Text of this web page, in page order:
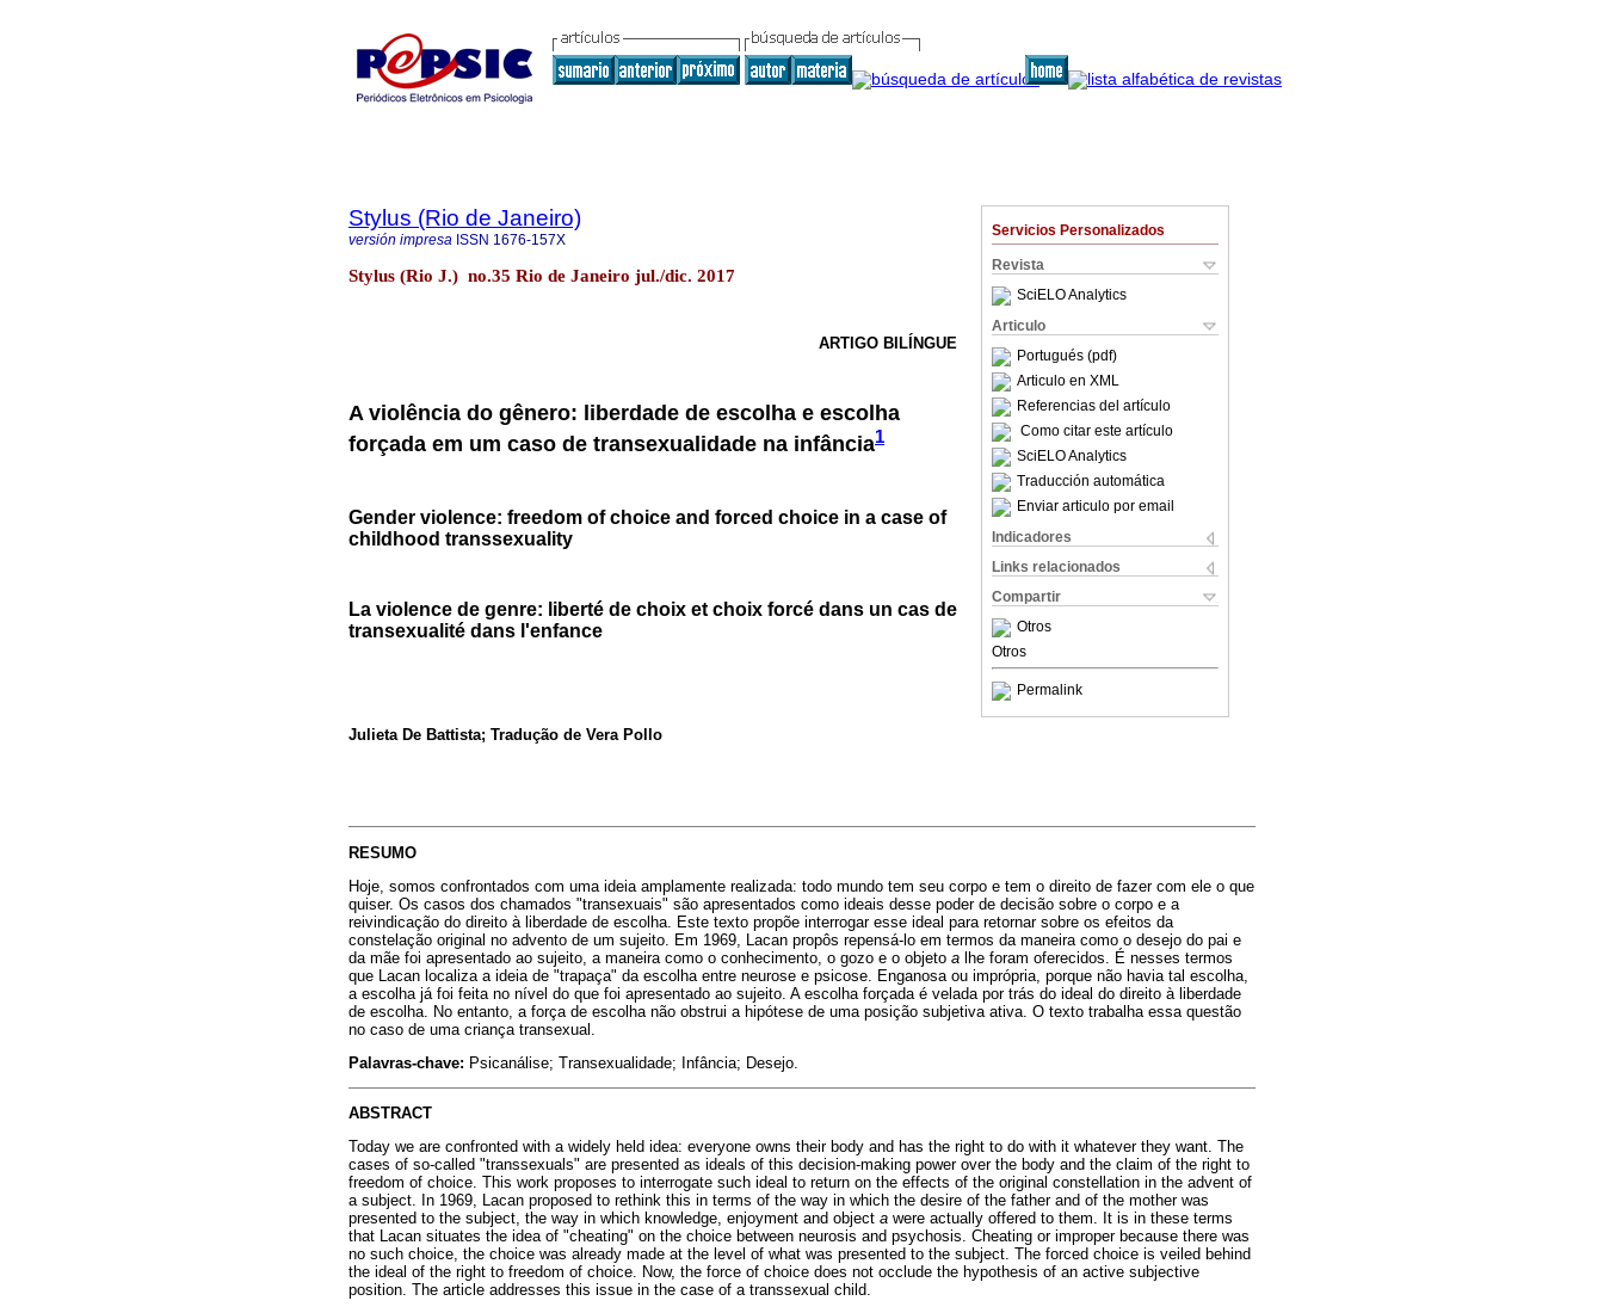
Servicios Personalizados
Revista
SciELO Analytics
Articulo
Portugués (pdf)
Articulo en XML
Referencias del artículo
Como citar este artículo
SciELO Analytics
Traducción automática
Enviar articulo por email
Indicadores
Links relacionados
Compartir
Otros
Otros
Permalink
Stylus (Rio de Janeiro)
versión impresa ISSN 1676-157X
Stylus (Rio J.) no.35 Rio de Janeiro jul./dic. 2017
ARTIGO BILÍNGUE
A violência do gênero: liberdade de escolha e escolha
forçada em um caso de transexualidade na infância1
Gender violence: freedom of choice and forced choice in a case of
childhood transsexuality
La violence de genre: liberté de choix et choix forcé dans un cas de
transexualité dans l'enfance
Julieta De Battista; Tradução de Vera Pollo
RESUMO
Hoje, somos confrontados com uma ideia amplamente realizada: todo mundo tem seu corpo e tem o direito de fazer com ele o que
quiser. Os casos dos chamados "transexuais" são apresentados como ideais desse poder de decisão sobre o corpo e a
reivindicação do direito à liberdade de escolha. Este texto propõe interrogar esse ideal para retornar sobre os efeitos da
constelação original no advento de um sujeito. Em 1969, Lacan propôs repensá-lo em termos da maneira como o desejo do pai e
da mãe foi apresentado ao sujeito, a maneira como o conhecimento, o gozo e o objeto a lhe foram oferecidos. É nesses termos
que Lacan localiza a ideia de "trapaça" da escolha entre neurose e psicose. Enganosa ou imprópria, porque não havia tal escolha,
a escolha já foi feita no nível do que foi apresentado ao sujeito. A escolha forçada é velada por trás do ideal do direito à liberdade
de escolha. No entanto, a força de escolha não obstrui a hipótese de uma posição subjetiva ativa. O texto trabalha essa questão
no caso de uma criança transexual.
Palavras-chave: Psicanálise; Transexualidade; Infância; Desejo.
ABSTRACT
Today we are confronted with a widely held idea: everyone owns their body and has the right to do with it whatever they want. The
cases of so-called "transsexuals" are presented as ideals of this decision-making power over the body and the claim of the right to
freedom of choice. This work proposes to interrogate such ideal to return on the effects of the original constellation in the advent of
a subject. In 1969, Lacan proposed to rethink this in terms of the way in which the desire of the father and of the mother was
presented to the subject, the way in which knowledge, enjoyment and object a were actually offered to them. It is in these terms
that Lacan situates the idea of "cheating" on the choice between neurosis and psychosis. Cheating or improper because there was
no such choice, the choice was already made at the level of what was presented to the subject. The forced choice is veiled behind
the ideal of the right to freedom of choice. Now, the force of choice does not occlude the hypothesis of an active subjective
position. The article addresses this issue in the case of a transsexual child.